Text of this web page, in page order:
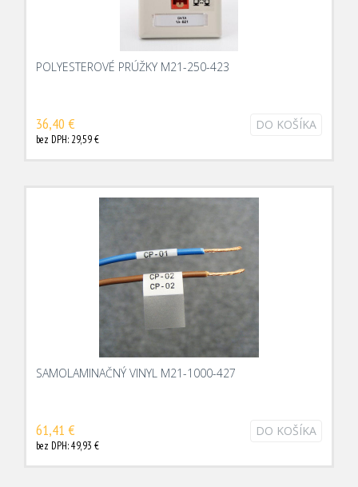
POLYESTEROVÉ PRÚŽKY M21-250-423
36,40 €
bez DPH: 29,59 €
DO KOŠÍKA
SAMOLAMINAČNÝ VINYL M21-1000-427
61,41 €
bez DPH: 49,93 €
DO KOŠÍKA